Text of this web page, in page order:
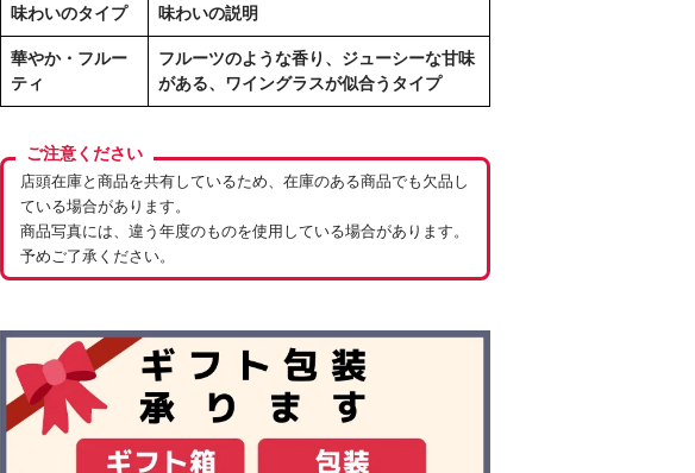
味わいのタイプ 味わいの説明
華やか・フルー
ティ
フルーツのような香り、ジューシーな甘味
がある、ワイングラスが似合うタイプ
ご注意ください
店頭在庫と商品を共有しているため、在庫のある商品でも欠品し
ている場合があります。
商品写真には、違う年度のものを使用している場合があります。
予めご了承ください。